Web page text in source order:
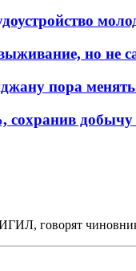
но не
пора
говорят